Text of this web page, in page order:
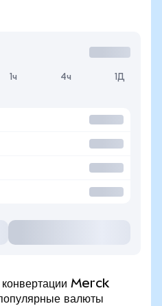
1ч 4ч 1Д
конвертации Merck
валюты